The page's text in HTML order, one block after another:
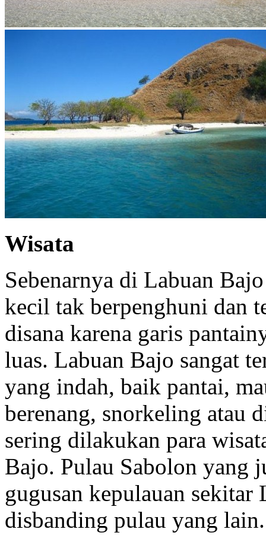
Wisata
Sebenarnya di Labuan
kecil tak berpenghuni dan
disana karena garis
luas. Labuan Bajo sangat
yang indah, baik pantai,
berenang, snorkeling atau
sering dilakukan para
Bajo. Pulau Sabolon yang
gugusan kepulauan
disbanding pulau yang lain.